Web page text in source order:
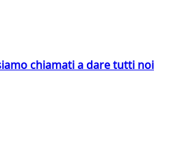
chiamati a dare tutti noi